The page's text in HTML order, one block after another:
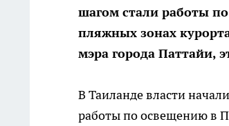
шагом стали работы
пляжных зонах
мэра города Паттайи,
В Таиланде власти
работы по освещению в